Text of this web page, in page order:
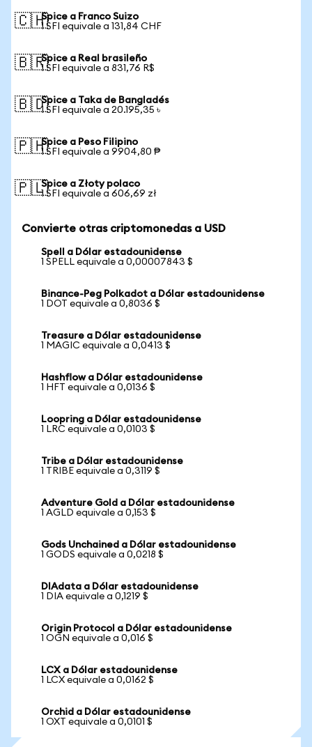
🇨🇭Spice a Franco Suizo
1 SFI equivale a 131,84 CHF
🇧🇷Spice a Real brasileño
1 SFI equivale a 831,76 R$
🇧🇩Spice a Taka de Bangladés
1 SFI equivale a 20.195,35 ৳
🇵🇭Spice a Peso Filipino
1 SFI equivale a 9904,80 ₱
🇵🇱Spice a Złoty polaco
1 SFI equivale a 606,69 zł
Convierte otras criptomonedas a USD
Spell a Dólar estadounidense
1 SPELL equivale a 0,00007843 $
Binance-Peg Polkadot a Dólar estadounidense
1 DOT equivale a 0,8036 $
Treasure a Dólar estadounidense
1 MAGIC equivale a 0,0413 $
Hashflow a Dólar estadounidense
1 HFT equivale a 0,0136 $
Loopring a Dólar estadounidense
1 LRC equivale a 0,0103 $
Tribe a Dólar estadounidense
1 TRIBE equivale a 0,3119 $
Adventure Gold a Dólar estadounidense
1 AGLD equivale a 0,153 $
Gods Unchained a Dólar estadounidense
1 GODS equivale a 0,0218 $
DIAdata a Dólar estadounidense
1 DIA equivale a 0,1219 $
Origin Protocol a Dólar estadounidense
1 OGN equivale a 0,016 $
LCX a Dólar estadounidense
1 LCX equivale a 0,0162 $
Orchid a Dólar estadounidense
1 OXT equivale a 0,0101 $